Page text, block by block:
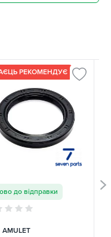
РЕКОМЕНДУЄ
до відправки
AMULET